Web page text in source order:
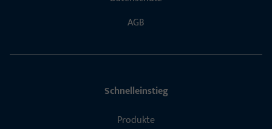
AGB
Schnelleinstieg
Produkte